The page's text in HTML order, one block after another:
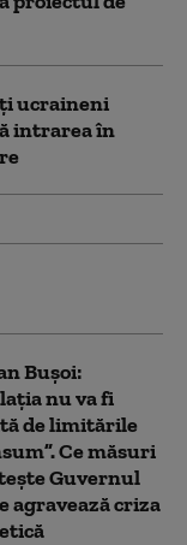
ucraineni
intrarea în
Bușoi:
nu va fi
de limitările
Ce măsuri
Guvernul
agravează criza